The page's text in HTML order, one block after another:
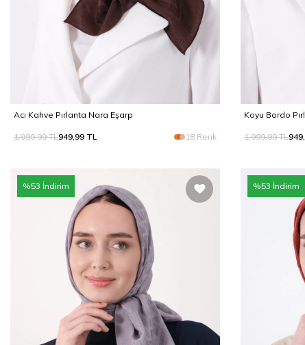
Acı Kahve Pırlanta Nara Eşarp
1.999,99TL949,99 TL 18 Renk
Koyu Bordo
1.999,99TL
%53 İndirim %53 İndirim